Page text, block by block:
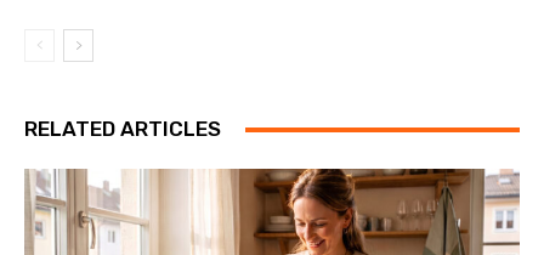
RELATED ARTICLES